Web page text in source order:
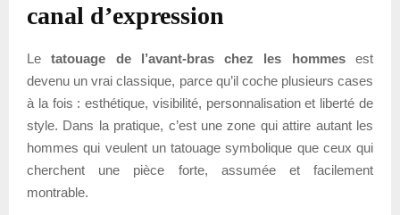
canal d’expression
Letatouage de l’avant-bras chez les hommesest
devenu un vrai classique, parce qu’il coche plusieurs cases
à la fois : esthétique, visibilité, personnalisation et liberté de
style. Dans la pratique, c’est une zone qui attire autant les
hommes qui veulent un tatouage symbolique que ceux qui
cherchent une pièce forte, assumée et facilement
montrable.